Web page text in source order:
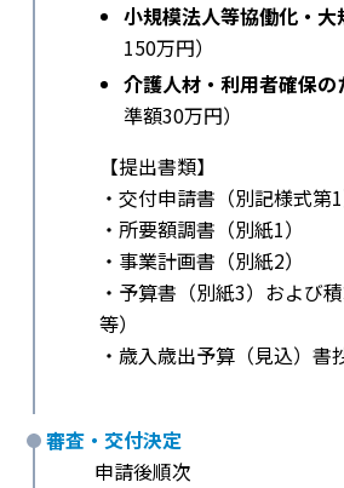
小規模法人等協働化・大
150万円）
介護人材・利用者確保
準額30万円）
【提出書類】
・交付申請書（別記様式第1
・所要額調書（別紙1）
・事業計画書（別紙2）
・予算書（別紙3）および
等）
・歳入歳出予算（見込）書
審査・交付決定
申請後順次